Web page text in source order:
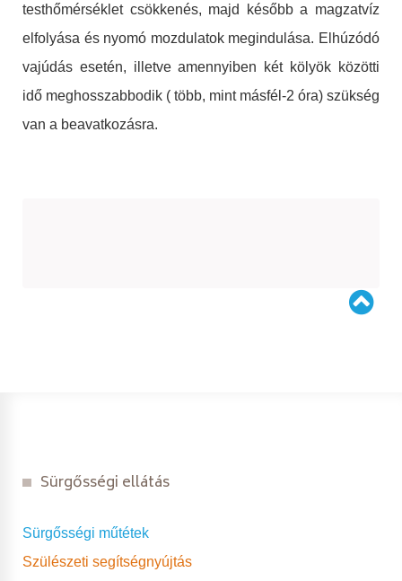
testhőmérséklet csökkenés, majd később a magzatvíz
elfolyása és nyomó mozdulatok megindulása. Elhúzódó
vajúdás esetén, illetve amennyiben két kölyök közötti
idő meghosszabbodik ( több, mint másfél-2 óra) szükség
van a beavatkozásra.
Sürgősségi ellátás
Sürgősségi műtétek
Szülészeti segítségnyújtás